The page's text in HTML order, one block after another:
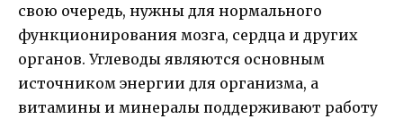
свою очередь, нужны для нормального
функционирования мозга, сердца и других
органов. Углеводы являются основным
источником энергии для организма, а
витамины и минералы поддерживают работу